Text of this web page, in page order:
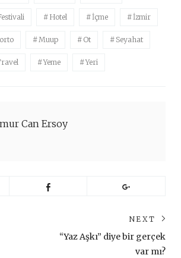
Hotel İçme İzmir
Muup Ot Seyahat
Yeme Yeri
Can Ersoy
NEXT
“Yaz Aşkı” diye bir gerçek
var mı?